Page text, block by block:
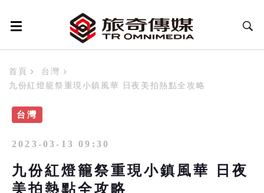
首頁
台灣
九份紅燈籠祭重現小鎮風華 日夜美拍熱點全攻略
台灣
2023-03-13 09:30
九份紅燈籠祭重現小鎮風華 日夜
美拍熱點全攻略